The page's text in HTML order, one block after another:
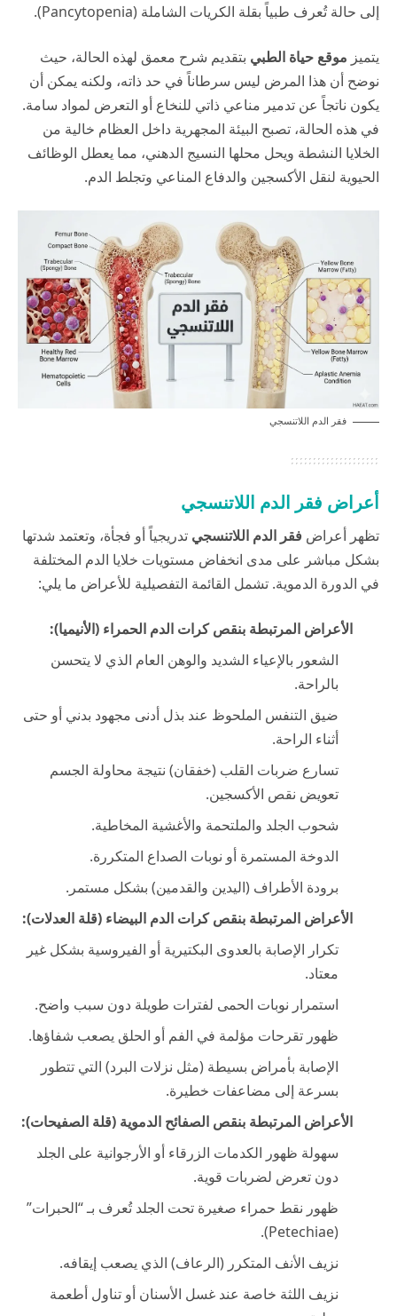
إلى حالة تُعرف طبياً بقلة الكريات الشاملة (Pancytopenia).
يتميز موقع حياة الطبي بتقديم شرح معمق لهذه الحالة، حيث
نوضح أن هذا المرض ليس سرطاناً في حد ذاته، ولكنه يمكن أن
يكون ناتجاً عن تدمير مناعي ذاتي للنخاع أو التعرض لمواد سامة.
في هذه الحالة، تصبح البيئة المجهرية داخل العظام خالية من
الخلايا النشطة ويحل محلها النسيج الدهني، مما يعطل الوظائف
الحيوية لنقل الأكسجين والدفاع المناعي وتجلط الدم.
فقر الدم اللاتنسجي
أعراض فقر الدم اللاتنسجي
تظهر أعراض فقر الدم اللاتنسجي تدريجياً أو فجأة، وتعتمد شدتها
بشكل مباشر على مدى انخفاض مستويات خلايا الدم المختلفة
في الدورة الدموية. تشمل القائمة التفصيلية للأعراض ما يلي:
الأعراض المرتبطة بنقص كرات الدم الحمراء (الأنيميا):
الشعور بالإعياء الشديد والوهن العام الذي لا يتحسن
بالراحة.
ضيق التنفس الملحوظ عند بذل أدنى مجهود بدني أو حتى
أثناء الراحة.
تسارع ضربات القلب (خفقان) نتيجة محاولة الجسم
تعويض نقص الأكسجين.
شحوب الجلد والملتحمة والأغشية المخاطية.
الدوخة المستمرة أو نوبات الصداع المتكررة.
برودة الأطراف (اليدين والقدمين) بشكل مستمر.
الأعراض المرتبطة بنقص كرات الدم البيضاء (قلة العدلات):
تكرار الإصابة بالعدوى البكتيرية أو الفيروسية بشكل غير
معتاد.
استمرار نوبات الحمى لفترات طويلة دون سبب واضح.
ظهور تقرحات مؤلمة في الفم أو الحلق يصعب شفاؤها.
الإصابة بأمراض بسيطة (مثل نزلات البرد) التي تتطور
بسرعة إلى مضاعفات خطيرة.
الأعراض المرتبطة بنقص الصفائح الدموية (قلة الصفيحات):
سهولة ظهور الكدمات الزرقاء أو الأرجوانية على الجلد
دون تعرض لضربات قوية.
ظهور نقط حمراء صغيرة تحت الجلد تُعرف بـ “الحبرات”
(Petechiae).
نزيف الأنف المتكرر (الرعاف) الذي يصعب إيقافه.
نزيف اللثة خاصة عند غسل الأسنان أو تناول أطعمة